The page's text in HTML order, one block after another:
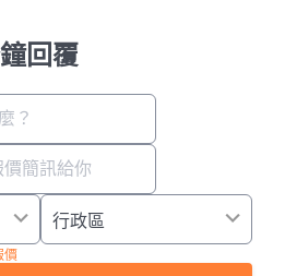
回覆
價